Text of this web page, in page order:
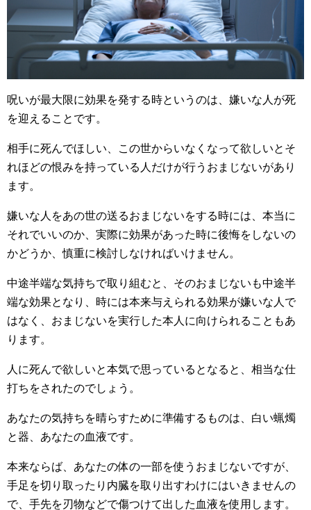
呪いが最大限に効果を発する時というのは、嫌いな人が死
を迎えることです。
相手に死んでほしい、この世からいなくなって欲しいとそ
れほどの恨みを持っている人だけが行うおまじないがあり
ます。
嫌いな人をあの世の送るおまじないをする時には、本当に
それでいいのか、実際に効果があった時に後悔をしないの
かどうか、慎重に検討しなければいけません。
中途半端な気持ちで取り組むと、そのおまじないも中途半
端な効果となり、時には本来与えられる効果が嫌いな人で
はなく、おまじないを実行した本人に向けられることもあ
ります。
人に死んで欲しいと本気で思っているとなると、相当な仕
打ちをされたのでしょう。
あなたの気持ちを晴らすために準備するものは、白い蝋燭
と器、あなたの血液です。
本来ならば、あなたの体の一部を使うおまじないですが、
手足を切り取ったり内臓を取り出すわけにはいきませんの
で、手先を刃物などで傷つけて出した血液を使用します。